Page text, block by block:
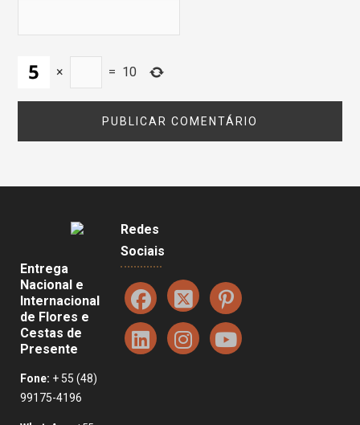
× = 10
Entrega
Nacional e
Internacional
de Flores e
Cestas de
Presente
Fone: + 55 (48)
99175-4196
Redes
Sociais